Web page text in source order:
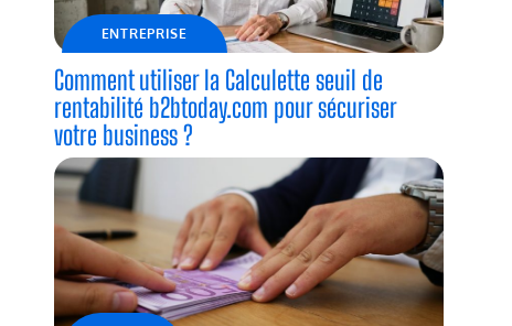
ENTREPRISE
Comment utiliser la Calculette seuil de
rentabilité b2btoday.com pour sécuriser
votre business ?